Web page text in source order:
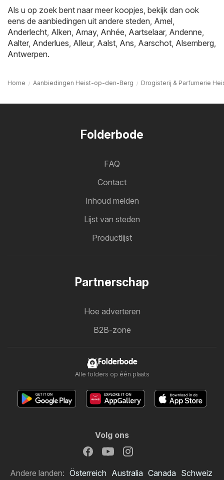
Als u op zoek bent naar meer koopjes, bekijk dan ook
eens de aanbiedingen uit andere steden, Amel,
Anderlecht, Alken, Amay, Anhée, Aartselaar, Andenne,
Aalter, Anderlues, Alleur, Aalst, Ans, Aarschot, Alsemberg,
Antwerpen.
Home Aanbiedingen Heist-op-den-Berg Drogisterij & Parfumerie
Folderbode
FAQ
Contact
Inhoud melden
Lijst van steden
Productlijst
Partnerschap
Hoe adverteren
B2B-zone
Folderbode
Alle folders op één plaats
Volg ons
Andere landen: Österreich Australia Canada Schweiz